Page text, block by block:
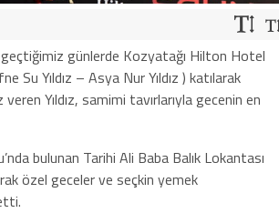
geçtiğimiz günlerde Kozyatağı Hilton Hotel
Su Yıldız – Asya Nur Yıldız ) katılarak
Yıldız, samimi tavırlarıyla gecenin en
bulunan Tarihi Ali Baba Balık Lokantası
özel geceler ve seçkin yemek